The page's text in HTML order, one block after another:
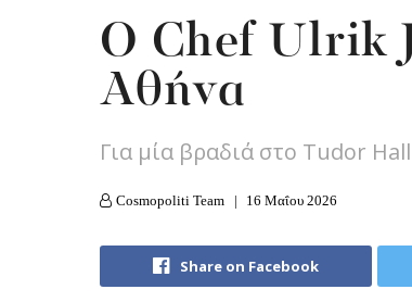
Ο Chef Ulrik
Αθήνα
Για μία βραδιά στο Tudor
Cosmopoliti Team 16 Μαΐου 2026
Share on Facebook